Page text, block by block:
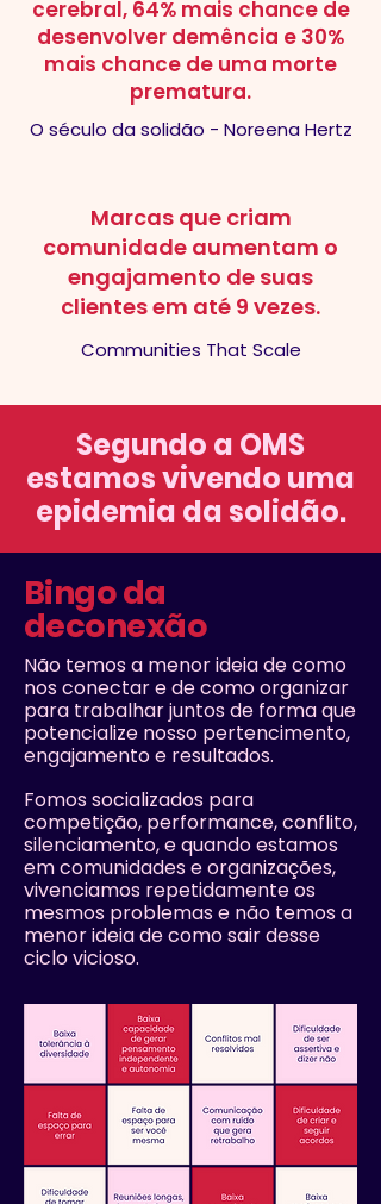
cerebral, 64% mais chance de
desenvolver demência e 30%
mais chance de uma morte
prematura.
O século da solidão - Noreena Hertz
Marcas que criam
comunidade aumentam o
engajamento de suas
clientes em até 9 vezes.
Communities That Scale
Segundo a OMS
estamos vivendo uma
epidemia da solidão.
Bingo da
deconexão
Não temos a menor ideia de como
nos conectar e de como organizar
para trabalhar juntos de forma que
potencialize nosso pertencimento,
engajamento e resultados.
Fomos socializados para
competição, performance, conflito,
silenciamento, e quando estamos
em comunidades e organizações,
vivenciamos repetidamente os
mesmos problemas e não temos a
menor ideia de como sair desse
ciclo vicioso.